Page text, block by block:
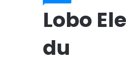
Lobo
du